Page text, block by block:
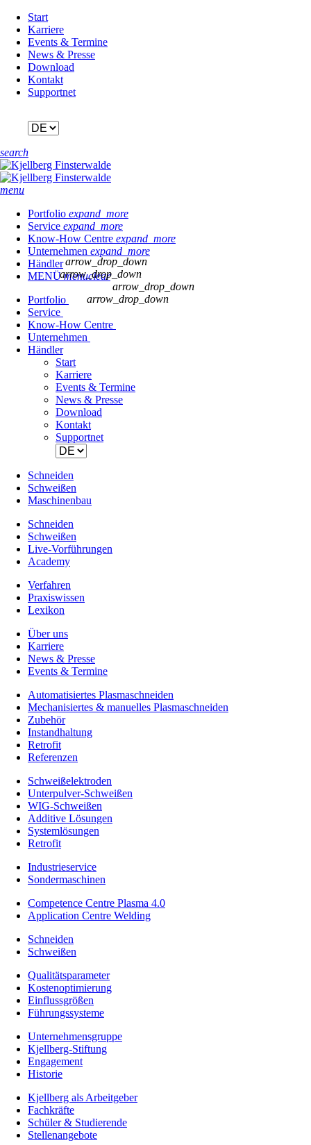
überspringen
Start
Karriere
Events & Termine
News & Presse
Download
Kontakt
Supportnet
search
menu
Portfolio expand_more
Service expand_more
Know-How Centre expand_more
Unternehmen expand_more
Händler
MENÜmenuclear
Portfolio
arrow_drop_down
Service
arrow_drop_down
Know-How Centre
arrow_drop_down
Unternehmen
arrow_drop_down
Händler
Navigation
überspringen
Start
Karriere
Events & Termine
News & Presse
Download
Kontakt
Supportnet
Schneiden
Schweißen
Maschinenbau
Schneiden
Schweißen
Live-Vorführungen
Academy
Verfahren
Praxiswissen
Lexikon
Über uns
Karriere
News & Presse
Events & Termine
Automatisiertes Plasmaschneiden
Mechanisiertes & manuelles Plasmaschneiden
Zubehör
Instandhaltung
Retrofit
Referenzen
Schweißelektroden
Unterpulver-Schweißen
WIG-Schweißen
Additive Lösungen
Systemlösungen
Retrofit
Industrieservice
Sondermaschinen
Competence Centre Plasma 4.0
Application Centre Welding
Schneiden
Schweißen
Qualitätsparameter
Kostenoptimierung
Einflussgrößen
Führungssysteme
Unternehmens­gruppe
Kjellberg-Stiftung
Engagement
Historie
Kjellberg als Arbeitgeber
Fachkräfte
Schüler & Studierende
Stellenangebote